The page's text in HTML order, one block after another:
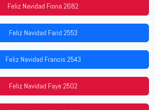
Feliz Navidad Fiona 2682
Feliz Navidad Farid 2553
Feliz Navidad Francis 2543
Feliz Navidad Faye 2502